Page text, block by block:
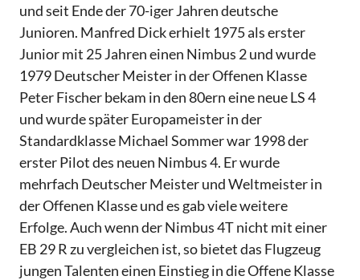
und seit Ende der 70-iger Jahren deutsche
Junioren. Manfred Dick erhielt 1975 als erster
Junior mit 25 Jahren einen Nimbus 2 und wurde
1979 Deutscher Meister in der Offenen Klasse
Peter Fischer bekam in den 80ern eine neue LS 4
und wurde später Europameister in der
Standardklasse Michael Sommer war 1998 der
erster Pilot des neuen Nimbus 4. Er wurde
mehrfach Deutscher Meister und Weltmeister in
der Offenen Klasse und es gab viele weitere
Erfolge. Auch wenn der Nimbus 4T nicht mit einer
EB 29 R zu vergleichen ist, so bietet das Flugzeug
jungen Talenten einen Einstieg in die Offene Klasse